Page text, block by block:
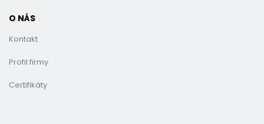
O NÁS
Kontakt
Profil firmy
Certifikáty